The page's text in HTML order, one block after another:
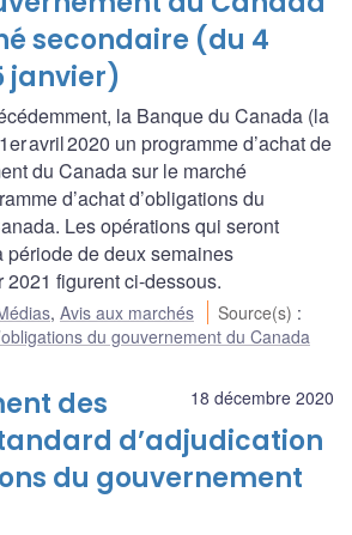
secondaire (du 4
janvier)
la Banque du Canada (la
avril 2020 un programme d’achat de
du Canada sur le marché
d’achat d’obligations du
Les opérations qui seront
période de deux semaines
2021 figurent ci-dessous.
, Avis aux marchés Source(s) :
du gouvernement du Canada
18 décembre 2020
des
d’adjudication
du gouvernement